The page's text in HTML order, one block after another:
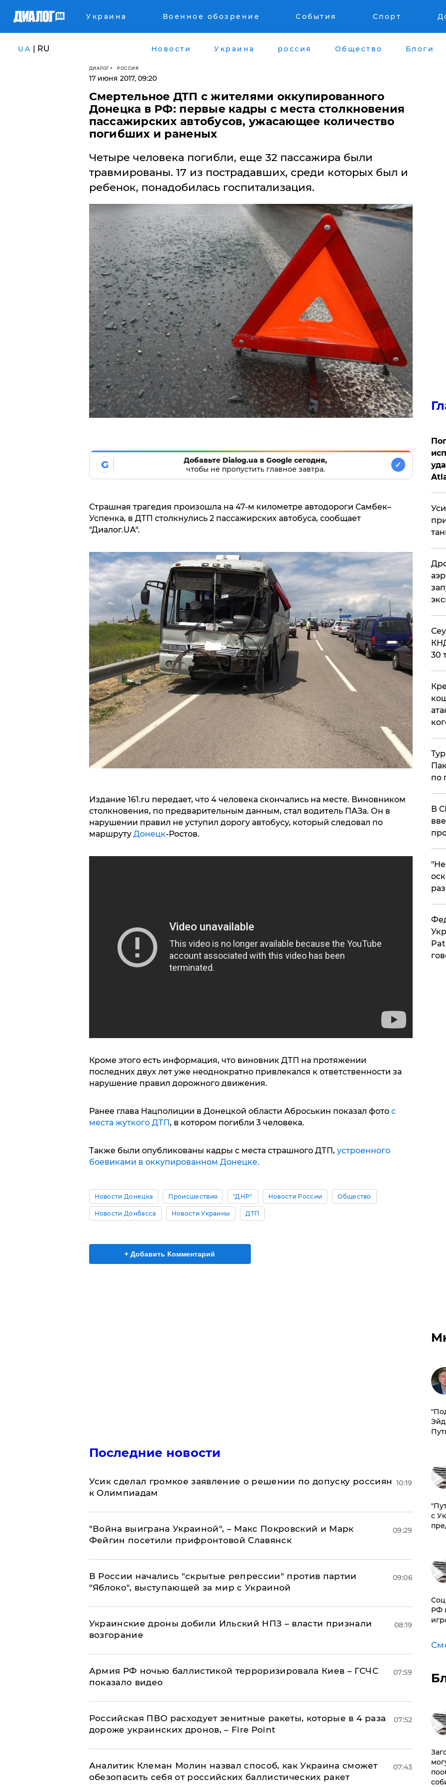
Украина Военное обозрение События Спорт
UA | RU Новости Украина россия Общество Блоги
ДИАЛОГ РОССИЯ
17 июня 2017, 09:20
Смертельное ДТП с жителями оккупированного
Донецка в РФ: первые кадры с места столкновения
пассажирских автобусов, ужасающее количество
погибших и раненых
Четыре человека погибли, еще 32 пассажира были
травмированы. 17 из пострадавших, среди которых был и
ребенок, понадобилась госпитализация.
G
Добавьте Dialog.ua в Google сегодня,
чтобы не пропустить главное завтра.
✓
Страшная трагедия произошла на 47-м километре автодороги Самбек–
Успенка, в ДТП столкнулись 2 пассажирских автобуса, сообщает
"Диалог.UA".
Издание 161.ru передает, что 4 человека скончались на месте. Виновником
столкновения, по предварительным данным, стал водитель ПАЗа. Он в
нарушении правил не уступил дорогу автобусу, который следовал по
маршруту Донецк-Ростов.
Кроме этого есть информация, что виновник ДТП на протяжении
последних двух лет уже неоднократно привлекался к ответственности за
нарушение правил дорожного движения.
Ранее глава Нацполиции в Донецкой области Аброськин показал фото с
места жуткого ДТП, в котором погибли 3 человека.
Также были опубликованы кадры с места страшного ДТП, устроенного
боевиками в оккупированном Донецке.
Новости Донецка Происшествия "ДНР" Новости России Общество
Новости Донбасса Новости Украины ДТП
+ Добавить Комментарий
Последние новости
Усик сделал громкое заявление о решении по допуску россиян
к Олимпиадам
10:19
"Война выиграна Украиной", – Макс Покровский и Марк
Фейгин посетили прифронтовой Славянск
09:29
В России начались "скрытые репрессии" против партии
"Яблоко", выступающей за мир с Украиной
09:06
Украинские дроны добили Ильский НПЗ – власти признали
возгорание
08:19
Армия РФ ночью баллистикой терроризировала Киев – ГСЧС
показало видео
07:59
Российская ПВО расходует зенитные ракеты, которые в 4 раза
дороже украинских дронов, – Fire Point
07:52
Аналитик Клеман Молин назвал способ, как Украина сможет
обезопасить себя от российских баллистических ракет
07:43
30
по
В
с
РФ